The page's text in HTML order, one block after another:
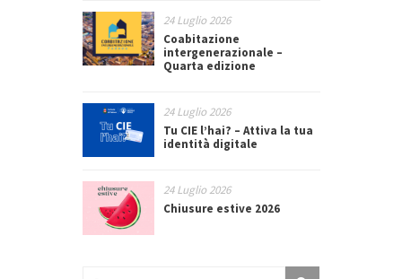
24 Luglio 2026
Coabitazione
intergenerazionale –
Quarta edizione
24 Luglio 2026
Tu CIE l’hai? – Attiva la tua
identità digitale
24 Luglio 2026
Chiusure estive 2026